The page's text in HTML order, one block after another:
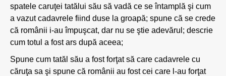
spatele caruţei tatălui său să vadă ce se întamplă şi cum
a vazut cadavrele fiind duse la groapă; spune că se crede
că românii i-au împuşcat, dar nu se ştie adevărul; descrie
cum totul a fost ars după aceea;
Spune cum tatăl său a fost forţat să care cadavrele cu
căruţa sa şi spune că românii au fost cei care l-au forţat